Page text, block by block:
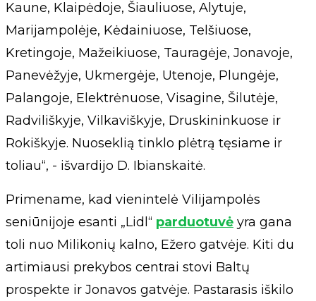
Kaune, Klaipėdoje, Šiauliuose, Alytuje,
Marijampolėje, Kėdainiuose, Telšiuose,
Kretingoje, Mažeikiuose, Tauragėje, Jonavoje,
Panevėžyje, Ukmergėje, Utenoje, Plungėje,
Palangoje, Elektrėnuose, Visagine, Šilutėje,
Radviliškyje, Vilkaviškyje, Druskininkuose ir
Rokiškyje. Nuoseklią tinklo plėtrą tęsiame ir
toliau“, - išvardijo D. Ibianskaitė.
Primename, kad vienintelė Vilijampolės
seniūnijoje esanti „Lidl“ parduotuvė yra gana
toli nuo Milikonių kalno, Ežero gatvėje. Kiti du
artimiausi prekybos centrai stovi Baltų
prospekte ir Jonavos gatvėje. Pastarasis iškilo